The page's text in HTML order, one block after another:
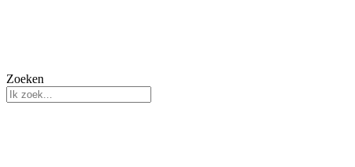
Zoeken